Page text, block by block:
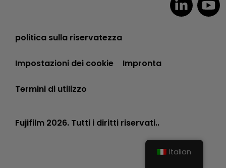
politica sulla riservatezza
Impostazioni dei cookie Impronta
Termini di utilizzo
Fujifilm 2026. Tutti i diritti riservati..
Italian